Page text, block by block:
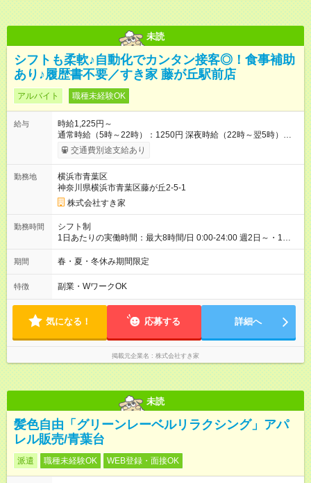
未読
シフトも柔軟♪自動化でカンタン接客◎！食事補助
あり♪履歴書不要／すき家 藤が丘駅前店
アルバイト 職種未経験OK
給与
時給1,225円～
通常時給（5時～22時）：1250円 深夜時給（22時～翌5時）：
1563円 高校生時給：1225円 【特別手当】早朝手当（5：00-9：
00）時給+150円 【試用期間】試用期間あり 試用期間の長さ：1
30日（※条件変更なし）ですが、切り上げで一ヶ月とさせてい
ただきます。 研修制度あり：15時間(研修中も同時給）
交通費別途支給あり
勤務地
横浜市青葉区
神奈川県横浜市青葉区藤が丘2-5-1
株式会社すき家
勤務時間
シフト制
1日あたりの実働時間：最大8時間/日 0:00-24:00 週2日～・1日
2h～OK ＜シフト例＞ 〇朝帯 5:00-9:00 〇昼帯 9:00-14:00 〇午
後帯 14:00-18:00 〇夜帯 18:00-22:00 〇深夜帯 22:00-翌5:00 基
ます♪
期間 春・夏・冬休み期間限定
特徴 副業・WワークOK
気になる！ 応募する 詳細へ
掲載元企業名 株式会社すき家
未読
髪色自由「グリーンレーベルリラクシング」アパ
レル販売/青葉台
派遣 職種未経験OK WEB登録・面接OK